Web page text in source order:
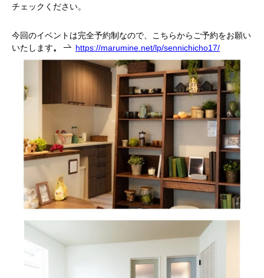
チェックください。
今回のイベントは完全予約制なので、こちらからご予約をお願い
いたします。 https://marumine.net/lp/sennichicho17/